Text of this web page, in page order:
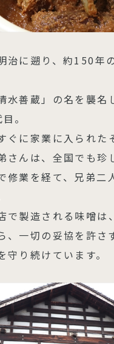
治に遡り、約150年
水善蔵」の名を襲名
。
ぐに家業に入られた
さんは、全国でも珍
修業を経て、兄弟二
で製造される味噌は
、一切の妥協を許さ
守り続けています。